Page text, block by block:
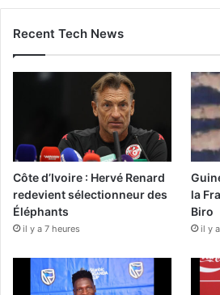
Recent Tech News
Côte d’Ivoire : Hervé Renard
redevient sélectionneur des
Éléphants
il y a 7 heures
la
Biro
il y